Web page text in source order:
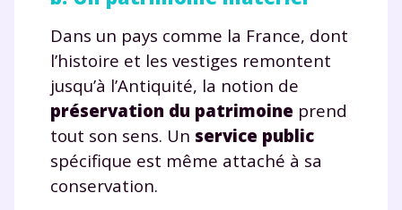
Dans un pays comme la France, dont
l’histoire et les vestiges remontent
jusqu’à l’Antiquité, la notion de
préservation du patrimoine prend
tout son sens. Un service public
spécifique est même attaché à sa
conservation.